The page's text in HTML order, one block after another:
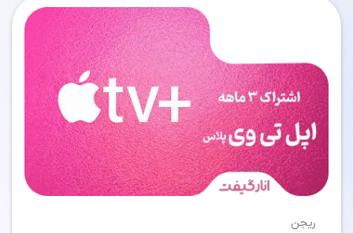
ریجن